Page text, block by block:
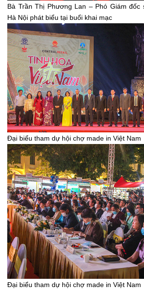
Bà Trần Thị Phương Lan – Phó Giám đốc
Hà Nội phát biểu tại buổi khai mạc
Đại biểu tham dự hội chợ made in Việt Nam
Đại biểu tham dự hội chợ made in Việt Nam